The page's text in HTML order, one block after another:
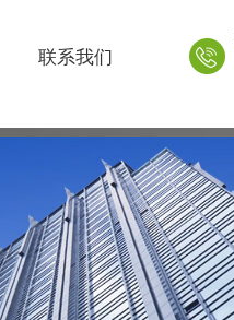
联系我们